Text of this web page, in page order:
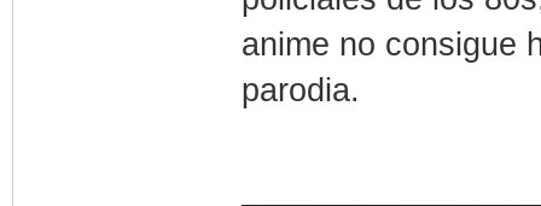
anime no consigue
parodia.